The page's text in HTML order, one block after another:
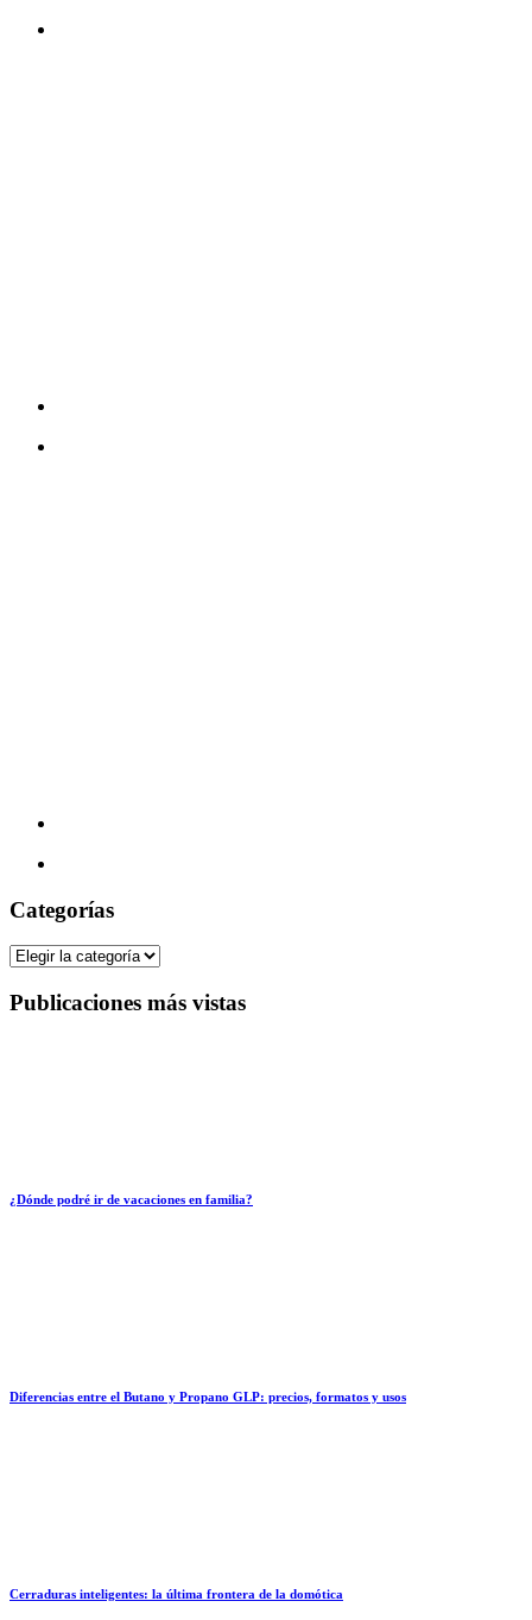
Categorías
Categorías
Publicaciones más vistas
¿Dónde podré ir de vacaciones en familia?
Diferencias entre el Butano y Propano GLP: precios, formatos y usos
Cerraduras inteligentes: la última frontera de la domótica